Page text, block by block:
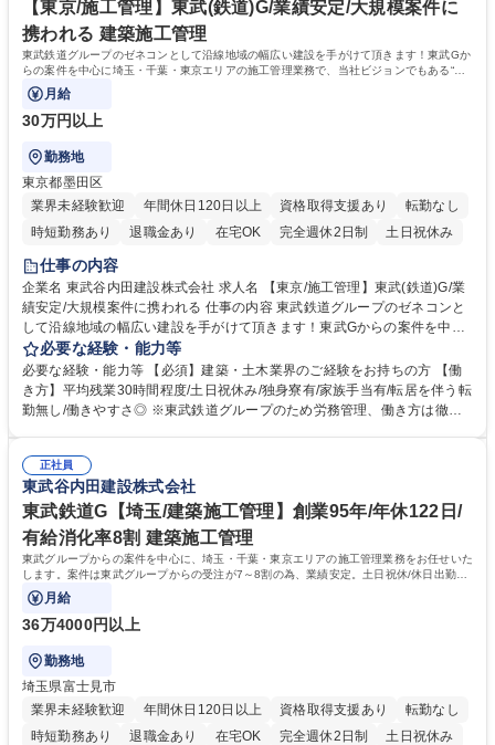
年数16.9年で長期的就業可 ■業者とのフランクな関係性◎(長い付き合いの
業者が多いです) 学歴・資格 学歴：大学院 大学 高専 短大 専修学校 高校
語学力： 資格：2級土木施工管理技士 2級建築施工管理技士 2級電気工事
施工管理技士
【東京/施工管理】東武(鉄道)G/業績安定/大規模案件に
携われる 建築施工管理
東武鉄道グループのゼネコンとして沿線地域の幅広い建設を手がけて頂きます！東武Gか
らの案件を中心に埼玉・千葉・東京エリアの施工管理業務で、当社ビジョンでもある“ま
ごころと情熱をカタチに”して頂きます。
月給
30万円以上
勤務地
東京都墨田区
業界未経験歓迎
年間休日120日以上 資格取得支援あり
転勤なし
時短勤務あり
退職金あり 在宅OK 完全週休2日制 土日祝休み
仕事の内容
企業名 東武谷内田建設株式会社 求人名 【東京/施工管理】東武(鉄道)G/業
績安定/大規模案件に携われる 仕事の内容 東武鉄道グループのゼネコンと
して沿線地域の幅広い建設を手がけて頂きます！東武Gからの案件を中心
に埼玉・千葉・東京エリアの施工管理業務で、当社ビジョンでもある“ま
ごころと情熱をカタチに”して頂きます。 【詳細】ご経験や志向に合わせ
て、当社の「建築事業(鉄道関連施設等)」「土木事業(鉄道関連や周辺の土
木施工)」「線路事業(東武鉄道の路線を中心とした工事)」のいずれかの配
ツリー駅付近仮線軌道切替工事 【事例】https://tobu-yachida.co.jp/works/
construction/ 募集職種 【東京/施工管理】東武(鉄道)G/業績安定/大規模案
件に携われる
必要な経験・能力等
必要な経験・能力等 【必須】建築・土木業界のご経験をお持ちの方 【働
き方】平均残業30時間程度/土日祝休み/独身寮有/家族手当有/転居を伴う転
勤無し/働きやすさ◎ ※東武鉄道グループのため労務管理、働き方は徹底
■東武(鉄道)グループの一員であり、会社基盤として非常に安定 ■鉄道沿線
での業務のため基本的に転勤、出張無 ■創業96年の安定基盤/平均勤続年数
16.9年で長期的就業可 ■業者とのフランクな関係性◎(長い付き合いの業者
が多いです) 学歴・資格 学歴：大学院 大学 高専 短大 専修学校 高校 語学
力： 資格：
正社員
東武谷内田建設株式会社
東武鉄道G【埼玉/建築施工管理】創業95年/年休122日/
有給消化率8割 建築施工管理
東武グループからの案件を中心に、埼玉・千葉・東京エリアの施工管理業務をお任せいた
します。案件は東武グループからの受注が7～8割の為、業績安定。土日祝休/休日出勤の
場合も代休有りで働き方◎
月給
36万4000円以上
勤務地
埼玉県富士見市
業界未経験歓迎
年間休日120日以上 資格取得支援あり
転勤なし
時短勤務あり
退職金あり 在宅OK 完全週休2日制 土日祝休み